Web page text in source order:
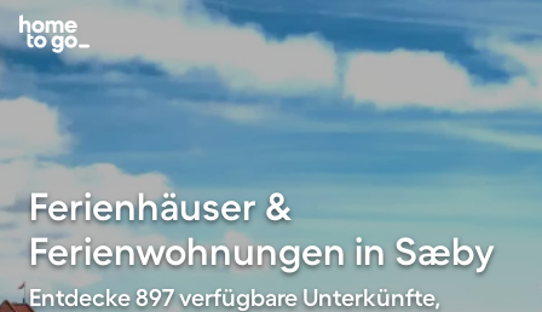
Ferienhäuser &
Ferienwohnungen in Sæby
Entdecke 897 verfügbare Unterkünfte,